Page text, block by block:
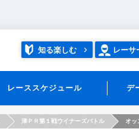
知る楽しむ レーサ
レーススケジュール デ
津ＰＲ第１戦ウイナーズバトル オッ